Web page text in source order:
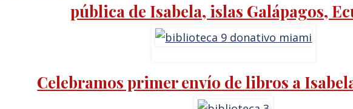
pública de Isabela, islas Galápagos,
Celebramos primer envío de libros a